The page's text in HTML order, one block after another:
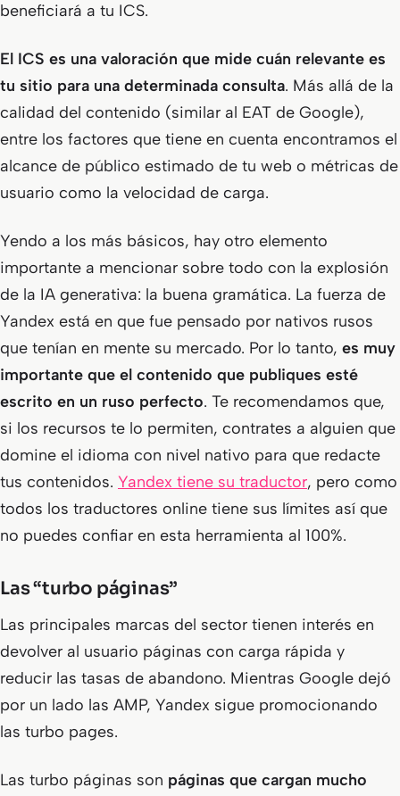
beneficiará a tu ICS.
El ICS es una valoración que mide cuán relevante es
tu sitio para una determinada consulta. Más allá de la
calidad del contenido (similar al EAT de Google),
entre los factores que tiene en cuenta encontramos el
alcance de público estimado de tu web o métricas de
usuario como la velocidad de carga.
Yendo a los más básicos, hay otro elemento
importante a mencionar sobre todo con la explosión
de la IA generativa: la buena gramática. La fuerza de
Yandex está en que fue pensado por nativos rusos
que tenían en mente su mercado. Por lo tanto, es muy
importante que el contenido que publiques esté
escrito en un ruso perfecto. Te recomendamos que,
si los recursos te lo permiten, contrates a alguien que
domine el idioma con nivel nativo para que redacte
tus contenidos. Yandex tiene su traductor, pero como
todos los traductores online tiene sus límites así que
no puedes confiar en esta herramienta al 100%.
Las “turbo páginas”
Las principales marcas del sector tienen interés en
devolver al usuario páginas con carga rápida y
reducir las tasas de abandono. Mientras Google dejó
por un lado las AMP, Yandex sigue promocionando
las turbo pages.
Las turbo páginas son páginas que cargan mucho